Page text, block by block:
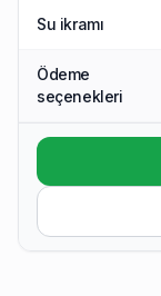
Su ikramı
Ödeme
seçenekleri